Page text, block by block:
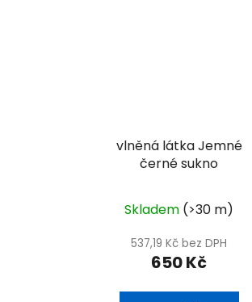
vlněná látka Jemné
černé sukno
Skladem (>30 m)
537,19 Kč bez DPH
650 Kč